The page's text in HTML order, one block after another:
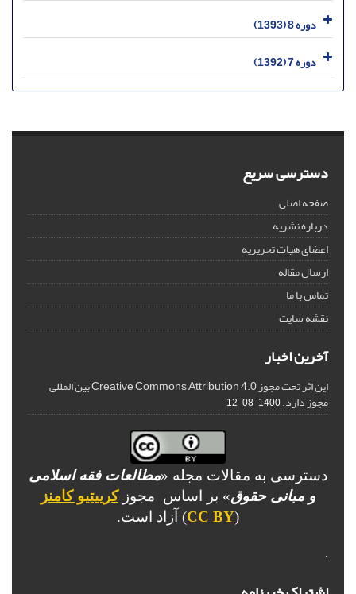
دوره 8 (1393)
دوره 7 (1392)
دسترسی سریع
صفحه اصلی
درباره نشریه
اعضای هیات تحریریه
ارسال مقاله
تماس با ما
نقشه سایت
آخرین اخبار
این اثر تحت مجوز Creative Commons Attribution 4.0 بین المللی
مجوز دارد.1400-08-12
دسترسی به مقالات مجله «مطالعات فقه اسلامی
و مبانی حقوق» بر اساس مجوزکرییتیو کامنز
(
CC BY) آزاد است.